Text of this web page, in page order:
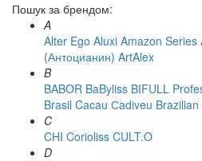
Пошук за брендом:
A
Alter Ego Aluxi Amazon Series
(Антоцианин) ArtAlex
B
BABOR BaByliss BIFULL
Brasil Cacau Сadiveu
C
CHI Corioliss CULT.O
D